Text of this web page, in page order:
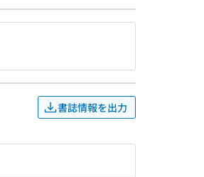
書誌情報を出力